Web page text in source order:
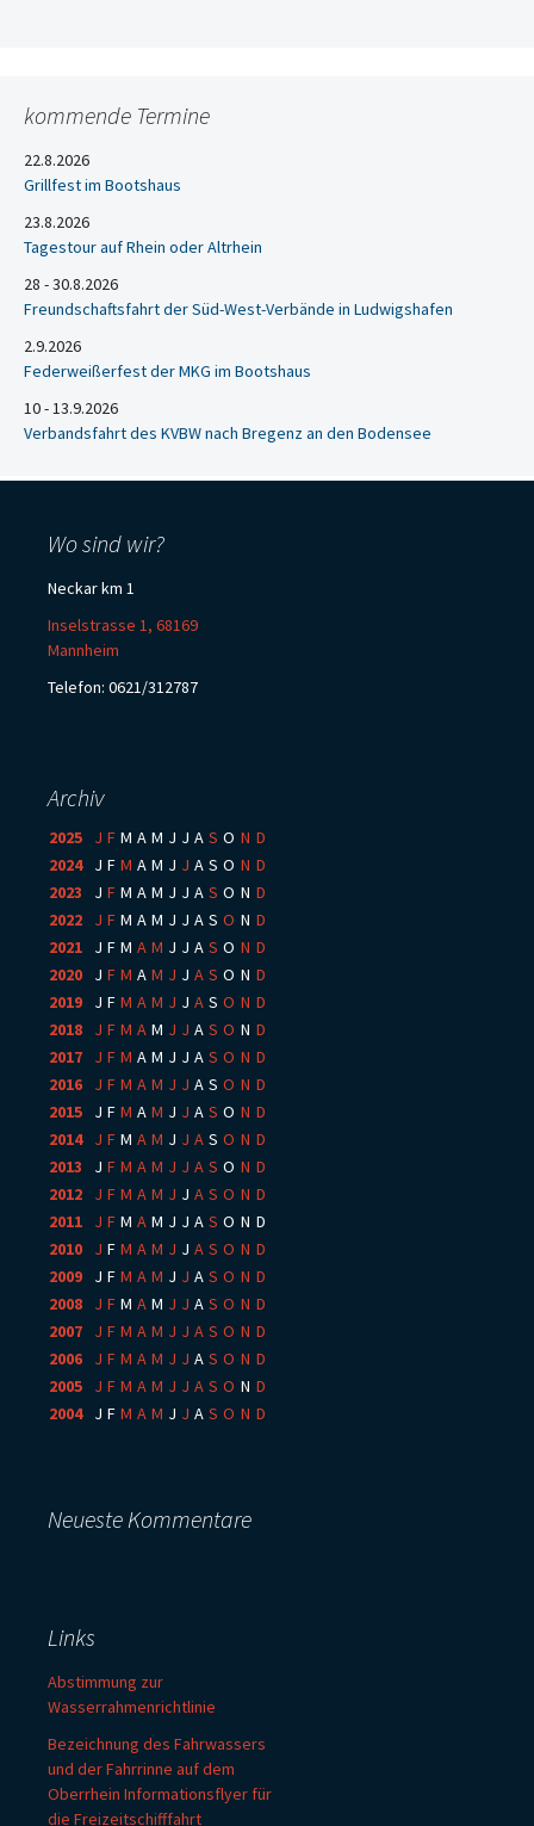
kommende Termine
22.8.2026
Grillfest im Bootshaus
23.8.2026
Tagestour auf Rhein oder Altrhein
28 - 30.8.2026
Freundschaftsfahrt der Süd-West-Verbände in Ludwigshafen
2.9.2026
Federweißerfest der MKG im Bootshaus
10 - 13.9.2026
Verbandsfahrt des KVBW nach Bregenz an den Bodensee
Wo sind wir?
Neckar km 1
Inselstrasse 1, 68169
Mannheim
Telefon: 0621/312787
Archiv
2025 J F M A M J J A S O N D
2024: J F M A M J J A S O N D
2023
J F M A M J J A S O N D
2022
J F M A M J J A S O N D
2021
J F M A M J J A S O N D
2020
J F M A M J J A S O N D
2019
J F M A M J J A S O N D
2018
J F M A M J J A S O N D
2017
J F M A M J J A S O N D
2016
J F M A M J J A S O N D
2015
J F M A M J J A S O N D
2014: J F M A M J J A S O N D
2013
J F M A M J J A S O N D
2012
J F M A M J J A S O N D
2011
J F M A M J J A S O N D
2010
J F M A M J J A S O N D
2009
J F M A M J J A S O N D
2008
J F M A M J J A S O N D
2007
J F M A M J J A S O N D
2006
J F M A M J J A S O N D
2005
J F M A M J J A S O N D
2004: J F M A M J J A S O N D
Neueste Kommentare
Links
Abstimmung zur
Wasserrahmenrichtlinie
Bezeichnung des Fahrwassers
und der Fahrrinne auf dem
Oberrhein Informationsflyer für
die Freizeitschifffahrt